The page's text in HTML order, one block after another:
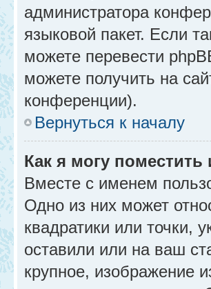
администратора
языковой пакет. Если
можете перевести
можете получить на
конференции).
Вернуться к началу
Как я могу
Вместе с именем
Одно из них может
квадратики или точки,
оставили или на ваш
крупное, изображение